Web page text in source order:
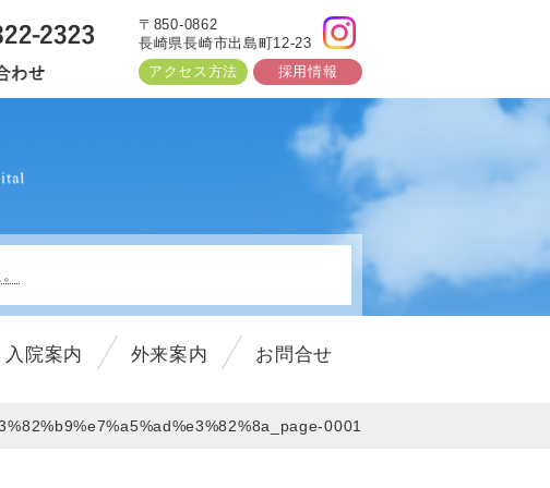
〒850-0862
長崎県長崎市出島町12-23
アクセス方法
採用情報
（3/13以降)
入院案内 外来案内 お問合せ
0001